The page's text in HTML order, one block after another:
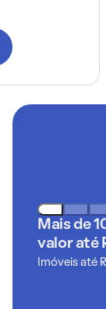
Mais de
valor até
Imóveis até